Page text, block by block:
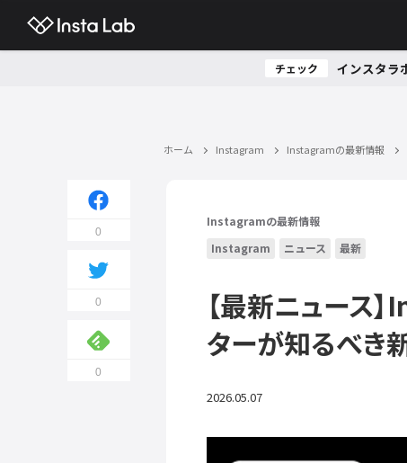
チェック インスタラ
ホーム Instagram Instagramの最新情報
0
0
0
Instagramの最新情報
Instagram
ニュース 最新
【最新ニュース
ターが知るべき
2026.05.07